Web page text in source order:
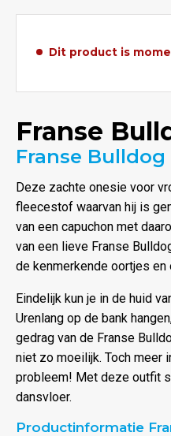
Dit product is
Franse
Franse Bulldog
Deze zachte onesie voor
fleecestof waarvan hij is
van een capuchon met
van een lieve Franse
de kenmerkende oortjes en
Eindelijk kun je in de huid
Urenlang op de bank
gedrag van de Franse
niet zo moeilijk. Toch meer
probleem! Met deze outfit
dansvloer.
Productinformatie